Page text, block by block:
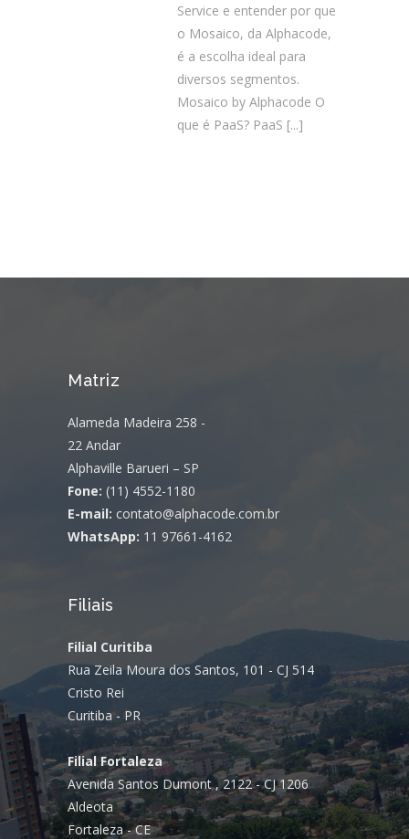
Service e entender por que
o Mosaico, da Alphacode,
é a escolha ideal para
diversos segmentos.
Mosaico by Alphacode O
que é PaaS? PaaS [...]
Matriz
Alameda Madeira 258 -
22 Andar
Alphaville Barueri – SP
Fone: (11) 4552-1180
E-mail: contato@alphacode.com.br
WhatsApp: 11 97661-4162
Filiais
Filial Curitiba
Rua Zeila Moura dos Santos, 101 - CJ 514
Cristo Rei
Curitiba - PR
Filial Fortaleza
Avenida Santos Dumont , 2122 - CJ 1206
Aldeota
Fortaleza - CE